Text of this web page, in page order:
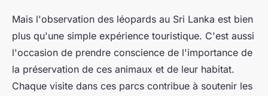
Mais l'observation des léopards au Sri Lanka est bien
plus qu'une simple expérience touristique. C'est aussi
l'occasion de prendre conscience de l'importance de
la préservation de ces animaux et de leur habitat.
Chaque visite dans ces parcs contribue à soutenir les